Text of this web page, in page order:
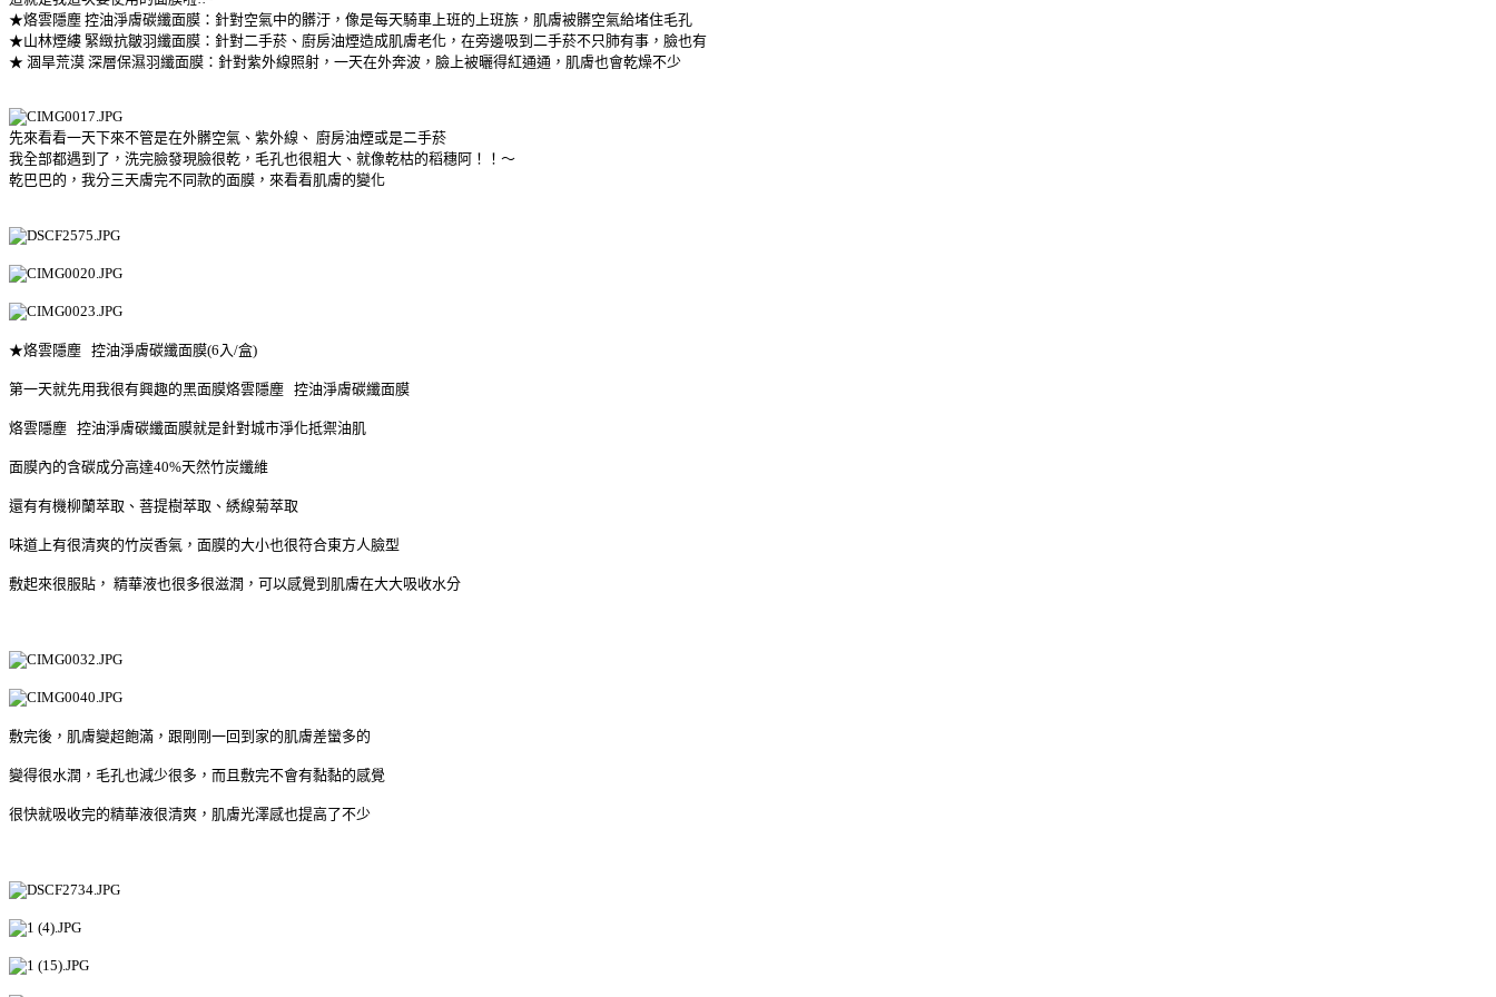
★烙雲隱塵 控油淨膚碳纖面膜：針對空氣中的髒汙，像是每天騎車上班的上班族，肌膚被髒空氣給堵住毛孔
★山林煙縷 緊緻抗皺羽纖面膜：針對二手菸、廚房油煙造成肌膚老化，在旁邊吸到二手菸不只肺有事，臉也有
★ 涸旱荒漠 深層保濕羽纖面膜：針對紫外線照射，一天在外奔波，臉上被曬得紅通通，肌膚也會乾燥不少
先來看看一天下來不管是在外髒空氣、紫外線、 廚房油煙或是二手菸
我全部都遇到了，洗完臉發現臉很乾，毛孔也很粗大、就像乾枯的稻穗阿！！～
乾巴巴的，我分三天膚完不同款的面膜，來看看肌膚的變化
★烙雲隱塵 控油淨膚碳纖面膜(6入/盒)
第一天就先用我很有興趣的黑面膜烙雲隱塵 控油淨膚碳纖面膜
烙雲隱塵 控油淨膚碳纖面膜就是針對城市淨化抵禦油肌
面膜內的含碳成分高達40%天然竹炭纖維
還有有機柳蘭萃取、菩提樹萃取、綉線菊萃取
味道上有很清爽的竹炭香氣，面膜的大小也很符合東方人臉型
敷起來很服貼， 精華液也很多很滋潤，可以感覺到肌膚在大大吸收水分
敷完後，肌膚變超飽滿，跟剛剛一回到家的肌膚差蠻多的
變得很水潤，毛孔也減少很多，而且敷完不會有黏黏的感覺
很快就吸收完的精華液很清爽，肌膚光澤感也提高了不少